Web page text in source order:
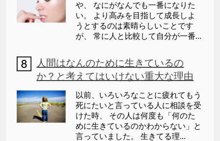
や、 なにがなんでも一番になりた
い。 より高みを目指して成長しよ
うとするのは素晴らしいことです
が、 常に人と比較して自分が一番...
人間はなんのために生きているの
か？と考えてはいけない重大な理由
以前、いろいろなことに疲れてもう
死にたいと言っている人に相談を受
けた時、 その人は何度も「何のた
めに生きているのかわからない」と
言っていました。 生きてる理...